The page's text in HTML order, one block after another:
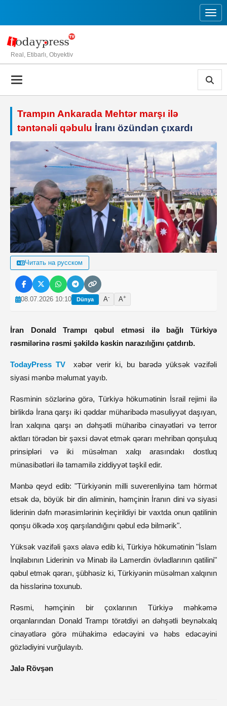
Real, Etibarlı, Obyektiv
Trampın Ankarada Mehtər marşı ilə
təntənəli qəbulu İranı özündən çıxardı
Читать на русском
08.07.2026 10:10 Dünya A- A+
İran Donald Trampı qəbul etməsi ilə bağlı Türkiyə
rəsmilərinə rəsmi şəkildə kəskin narazılığını çatdırıb.
TodayPress TV
xəbər verir ki, bu barədə yüksək vəzifəli
siyasi mənbə məlumat yayıb.
Rəsminin sözlərinə görə, Türkiyə hökumətinin İsrail rejimi ilə
birlikdə İrana qarşı iki qəddar müharibədə məsuliyyət daşıyan,
İran xalqına qarşı ən dəhşətli müharibə cinayətləri və terror
aktları törədən bir şəxsi dəvət etmək qərarı mehriban qonşuluq
prinsipləri və iki müsəlman xalqı arasındakı dostluq
münasibətləri ilə tamamilə ziddiyyət təşkil edir.
Mənbə qeyd edib: "Türkiyənin milli suverenliyinə tam hörmət
etsək də, böyük bir din aliminin, həmçinin İranın dini və siyasi
liderinin dəfn mərasimlərinin keçirildiyi bir vaxtda onun qatilinin
qonşu ölkədə xoş qarşılandığını qəbul edə bilmərik".
Yüksək vəzifəli şəxs əlavə edib ki, Türkiyə hökumətinin "İslam
İnqilabının Liderinin və Minab ilə Lamerdin övladlarının qatilini"
qəbul etmək qərarı, şübhəsiz ki, Türkiyənin müsəlman xalqının
da hisslərinə toxunub.
Rəsmi, həmçinin bir çoxlarının Türkiyə məhkəmə
orqanlarından Donald Trampı törətdiyi ən dəhşətli beynəlxalq
cinayətlərə görə mühakimə edəcəyini və həbs edəcəyini
gözlədiyini vurğulayıb.
Jalə Rövşən